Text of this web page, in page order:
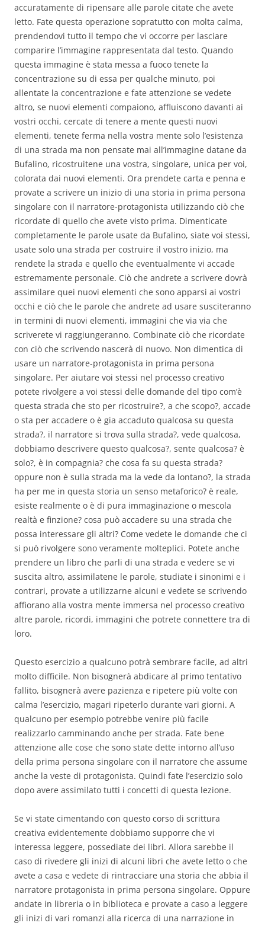
accuratamente di ripensare alle parole citate che avete
letto. Fate questa operazione sopratutto con molta calma,
prendendovi tutto il tempo che vi occorre per lasciare
comparire l’immagine rappresentata dal testo. Quando
questa immagine è stata messa a fuoco tenete la
concentrazione su di essa per qualche minuto, poi
allentate la concentrazione e fate attenzione se vedete
altro, se nuovi elementi compaiono, affluiscono davanti ai
vostri occhi, cercate di tenere a mente questi nuovi
elementi, tenete ferma nella vostra mente solo l’esistenza
di una strada ma non pensate mai all’immagine datane da
Bufalino, ricostruitene una vostra, singolare, unica per voi,
colorata dai nuovi elementi. Ora prendete carta e penna e
provate a scrivere un inizio di una storia in prima persona
singolare con il narratore-protagonista utilizzando ciò che
ricordate di quello che avete visto prima. Dimenticate
completamente le parole usate da Bufalino, siate voi stessi,
usate solo una strada per costruire il vostro inizio, ma
rendete la strada e quello che eventualmente vi accade
estremamente personale. Ciò che andrete a scrivere dovrà
assimilare quei nuovi elementi che sono apparsi ai vostri
occhi e ciò che le parole che andrete ad usare susciteranno
in termini di nuovi elementi, immagini che via via che
scriverete vi raggiungeranno. Combinate ciò che ricordate
con ciò che scrivendo nascerà di nuovo. Non dimentica di
usare un narratore-protagonista in prima persona
singolare. Per aiutare voi stessi nel processo creativo
potete rivolgere a voi stessi delle domande del tipo com’è
questa strada che sto per ricostruire?, a che scopo?, accade
o sta per accadere o è gia accaduto qualcosa su questa
strada?, il narratore si trova sulla strada?, vede qualcosa,
dobbiamo descrivere questo qualcosa?, sente qualcosa? è
solo?, è in compagnia? che cosa fa su questa strada?
oppure non è sulla strada ma la vede da lontano?, la strada
ha per me in questa storia un senso metaforico? è reale,
esiste realmente o è di pura immaginazione o mescola
realtà e finzione? cosa può accadere su una strada che
possa interessare gli altri? Come vedete le domande che ci
si può rivolgere sono veramente molteplici. Potete anche
prendere un libro che parli di una strada e vedere se vi
suscita altro, assimilatene le parole, studiate i sinonimi e i
contrari, provate a utilizzarne alcuni e vedete se scrivendo
affiorano alla vostra mente immersa nel processo creativo
altre parole, ricordi, immagini che potrete connettere tra di
loro.
Questo esercizio a qualcuno potrà sembrare facile, ad altri
molto difficile. Non bisognerà abdicare al primo tentativo
fallito, bisognerà avere pazienza e ripetere più volte con
calma l’esercizio, magari ripeterlo durante vari giorni. A
qualcuno per esempio potrebbe venire più facile
realizzarlo camminando anche per strada. Fate bene
attenzione alle cose che sono state dette intorno all’uso
della prima persona singolare con il narratore che assume
anche la veste di protagonista. Quindi fate l’esercizio solo
dopo avere assimilato tutti i concetti di questa lezione.
Se vi state cimentando con questo corso di scrittura
creativa evidentemente dobbiamo supporre che vi
interessa leggere, possediate dei libri. Allora sarebbe il
caso di rivedere gli inizi di alcuni libri che avete letto o che
avete a casa e vedete di rintracciare una storia che abbia il
narratore protagonista in prima persona singolare. Oppure
andate in libreria o in biblioteca e provate a caso a leggere
gli inizi di vari romanzi alla ricerca di una narrazione in